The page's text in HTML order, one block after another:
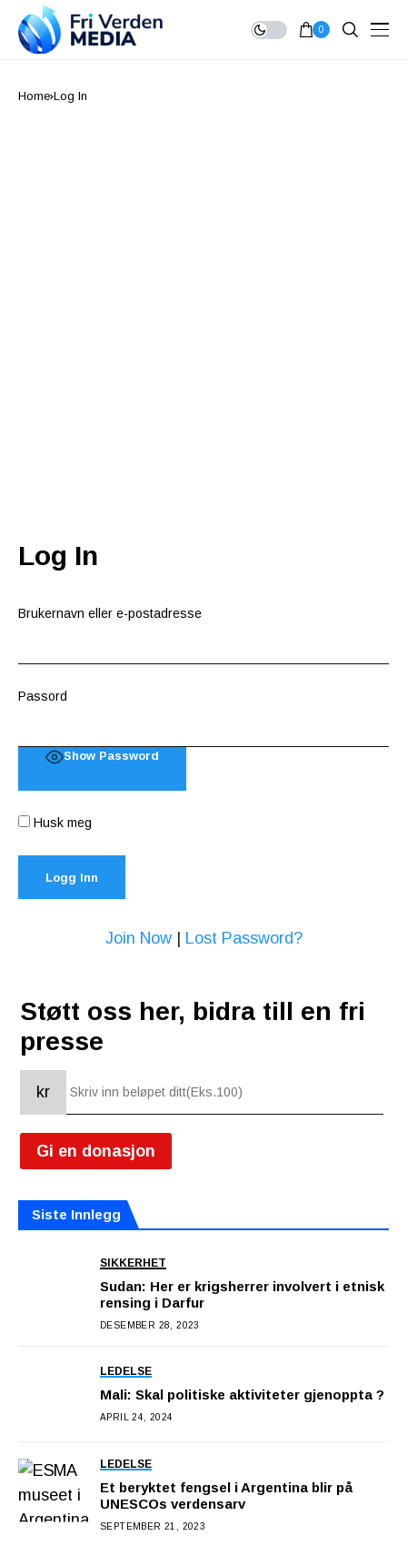
0
Home Log In
Log In
Brukernavn eller e-postadresse
Passord
Show Password
Husk meg
Join Now| Lost Password?
Støtt oss her, bidra till en fri
presse
kr
Gi en donasjon
Siste Innlegg
SIKKERHET
Sudan: Her er krigsherrer involvert i etnisk
rensing i Darfur
DESEMBER 28, 2023
LEDELSE
Mali: Skal politiske aktiviteter gjenoppta ?
APRIL 24, 2024
LEDELSE
Et beryktet fengsel i Argentina blir på
UNESCOs verdensarv
SEPTEMBER 21, 2023